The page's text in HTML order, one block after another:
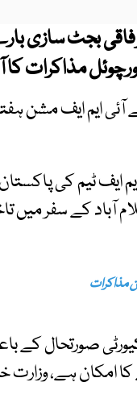
2025-26 کیلیے وفاقی
مذاکرات
ایم ایف مشن
ٹیم کی پاکستان
آباد کے سفر میں
مذاکرات
صورتحال کے
امکان ہے، وزارت